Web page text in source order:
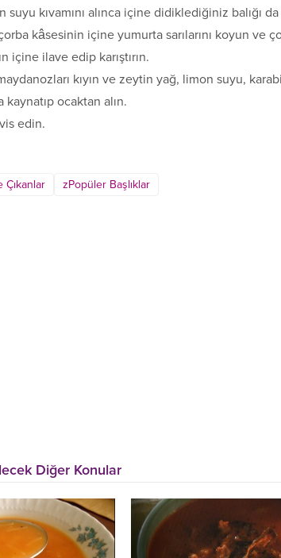
suyu kıvamını alınca içine didiklediğiniz balığı
kâsesinin içine yumurta sarılarını koyun ve
içine ilave edip karıştırın.
kıyın ve zeytin yağ, limon suyu,
ocaktan alın.
edin.
Çıkanlar zPopüler Başlıklar
Diğer Konular